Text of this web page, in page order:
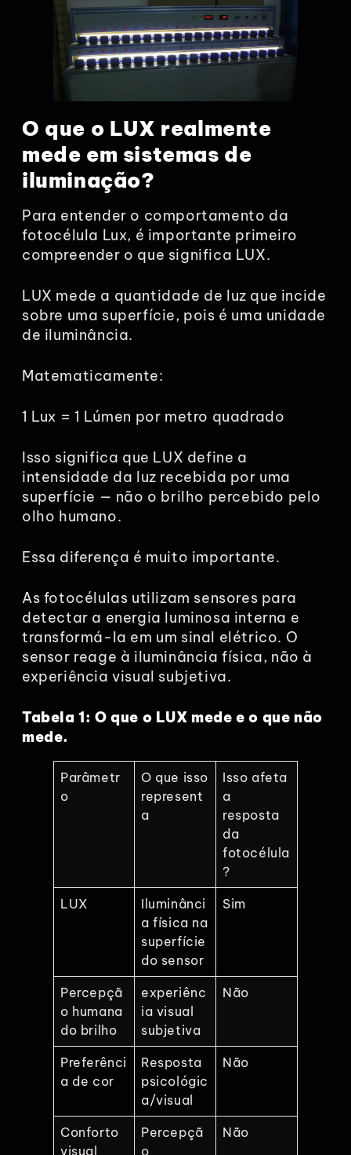
O que o LUX realmente
mede em sistemas de
iluminação?
Para entender o comportamento da
fotocélula Lux, é importante primeiro
compreender o que significa LUX.
LUX mede a quantidade de luz que incide
sobre uma superfície, pois é uma unidade
de iluminância.
Matematicamente:
1 Lux = 1 Lúmen por metro quadrado
Isso significa que LUX define a
intensidade da luz recebida por uma
superfície — não o brilho percebido pelo
olho humano.
Essa diferença é muito importante.
As fotocélulas utilizam sensores para
detectar a energia luminosa interna e
transformá-la em um sinal elétrico. O
sensor reage à iluminância física, não à
experiência visual subjetiva.
Tabela 1: O que o LUX mede e o que não
mede.
Parâmetr
o
O que isso
represent
a
Isso afeta
a
resposta
da
fotocélula
?
LUX
Iluminânci
a física na
superfície
do sensor
Sim
Percepçã
o humana
do brilho
experiênc
ia visual
subjetiva
Não
Preferênci
a de cor
Resposta
psicológic
a/visual
Não
Conforto
visual
Percepçã
o
Não